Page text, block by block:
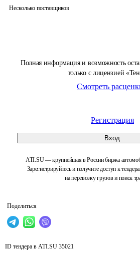
Полная информация и возможность
только с лицензией
Смотреть
Регистрация
Вход
ATI.SU — крупнейшая в России биржа
Зарегистрируйтесь и получите доступ к
на перевозку грузов и поиск
Поделиться
Несколько поставщиков
ID тендера в ATI.SU 35021